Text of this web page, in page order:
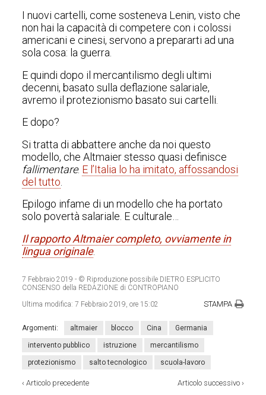
I nuovi cartelli, come sosteneva Lenin, visto che
non hai la capacità di competere con i colossi
americani e cinesi, servono a prepararti ad una
sola cosa: la guerra.
E quindi dopo il mercantilismo degli ultimi
decenni, basato sulla deflazione salariale,
avremo il protezionismo basato sui cartelli.
E dopo?
Si tratta di abbattere anche da noi questo
modello, che Altmaier stesso quasi definisce
fallimentare. E l’Italia lo ha imitato, affossandosi
del tutto
Epilogo infame di un modello che ha portato
solo povertà salariale. E culturale…
Il rapporto Altmaier completo, ovviamente in
lingua originale.
7 Febbraio 2019 - © Riproduzione possibile DIETRO ESPLICITO
CONSENSO della REDAZIONE di CONTROPIANO
Ultima modifica:7 Febbraio 2019, ore 15:02 STAMPA
Argomenti: altmaier blocco Cina Germania
intervento pubblico istruzione mercantilismo
protezionismo salto tecnologico scuola-lavoro
‹Articolo precedente Articolo successivo›